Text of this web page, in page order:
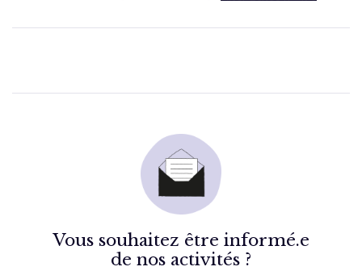
Vous souhaitez être informé.e
de nos activités ?